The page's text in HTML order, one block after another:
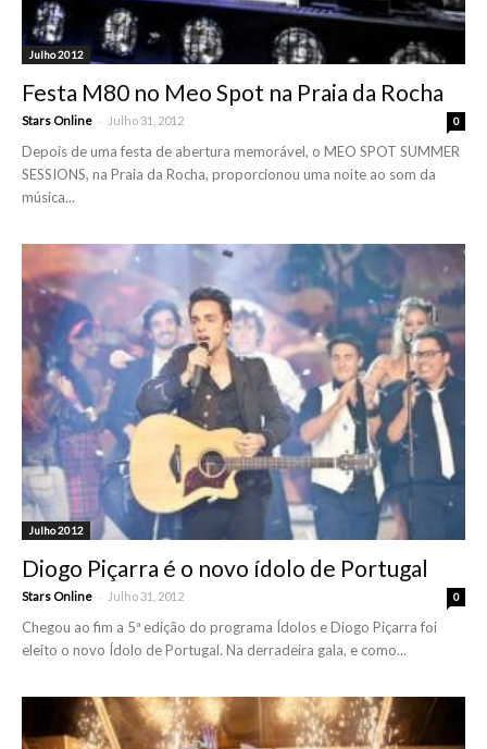
Julho 2012
Festa M80 no Meo Spot na Praia da Rocha
Stars Online - Julho 31, 2012 0
Depois de uma festa de abertura memorável, o MEO SPOT SUMMER
SESSIONS, na Praia da Rocha, proporcionou uma noite ao som da
música...
Julho 2012
Diogo Piçarra é o novo ídolo de Portugal
Stars Online - Julho 31, 2012 0
Chegou ao fim a 5ª edição do programa Ídolos e Diogo Piçarra foi
eleito o novo Ídolo de Portugal. Na derradeira gala, e como...